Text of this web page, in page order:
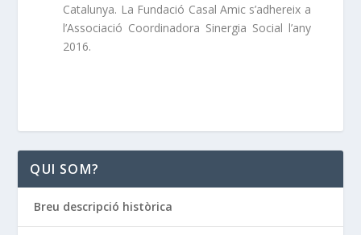
Catalunya. La Fundació Casal Amic s’adhereix a
l’Associació Coordinadora Sinergia Social l’any
2016.
QUI SOM?
Breu descripció històrica